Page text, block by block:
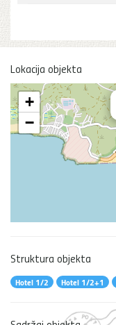
Lokacija objekta
+
−
Struktura objekta
Hotel 1/2 Hotel 1/2+1